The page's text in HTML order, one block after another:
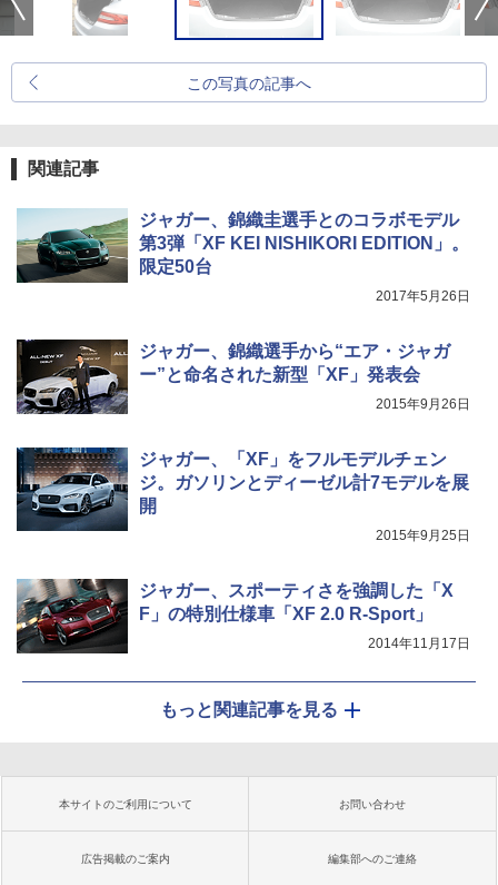
この写真の記事へ
関連記事
ジャガー、錦織圭選手とのコラボモデル
第3弾「XF KEI NISHIKORI EDITION」。
限定50台
2017年5月26日
ジャガー、錦織選手から“エア・ジャガ
ー”と命名された新型「XF」発表会
2015年9月26日
ジャガー、「XF」をフルモデルチェン
ジ。ガソリンとディーゼル計7モデルを展
開
2015年9月25日
ジャガー、スポーティさを強調した「X
F」の特別仕様車「XF 2.0 R-Sport」
2014年11月17日
もっと関連記事を見る
本サイトのご利用について お問い合わせ
広告掲載のご案内 編集部へのご連絡